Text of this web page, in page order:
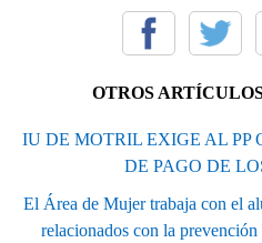
OTROS
IU DE MOTRIL EXIGE AL PP
DE PAGO DE
El Área de Mujer trabaja con el
relacionados con la